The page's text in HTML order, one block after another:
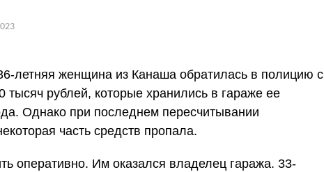
женщина из Канаша обратилась в полицию с
рублей, которые хранились в гараже ее
Однако при последнем пересчитывании
часть средств пропала.
оперативно. Им оказался владелец гаража. 33-